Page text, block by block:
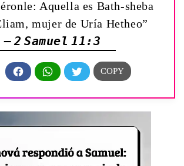
Aquella es Bath-sheba
mujer de Uría Hetheo”
— 2 Samuel 11:3